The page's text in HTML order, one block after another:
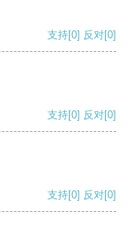
支持[0] 反对[0]
支持[0] 反对[0]
支持[0] 反对[0]